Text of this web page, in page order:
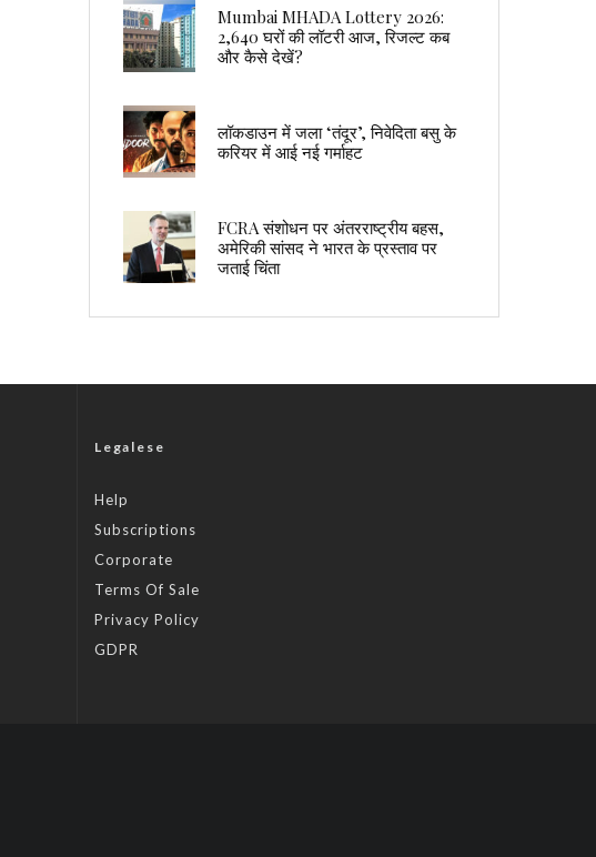
Mumbai MHADA Lottery 2026:
2,640 घरों की लॉटरी आज, रिजल्ट कब
और कैसे देखें?
लॉकडाउन में जला ‘तंदूर’, निवेदिता बसु के
करियर में आई नई गर्माहट
FCRA संशोधन पर अंतरराष्ट्रीय बहस,
अमेरिकी सांसद ने भारत के प्रस्ताव पर
जताई चिंता
Legalese
Help
Subscriptions
Corporate
Terms Of Sale
Privacy Policy
GDPR